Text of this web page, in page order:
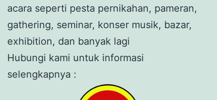
acara seperti pesta pernikahan, pameran,
gathering, seminar, konser musik, bazar,
exhibition, dan banyak lagi
Hubungi kami untuk informasi
selengkapnya :